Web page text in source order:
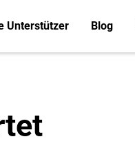
Unterstützer Blog